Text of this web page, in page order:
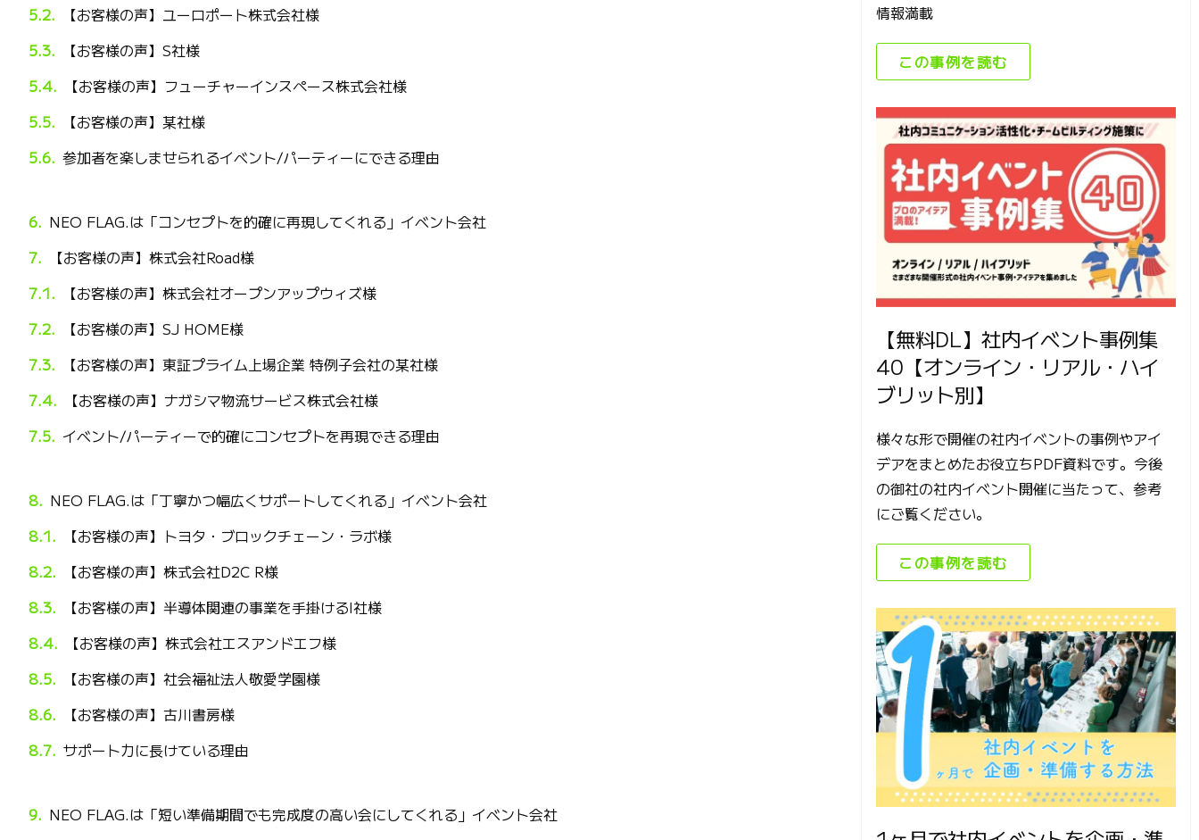
【お客様の声】ユーロポート株式会社様
【お客様の声】S社様
【お客様の声】フューチャーインスペース株式会社様
【お客様の声】某社様
参加者を楽しませられるイベント/パーティーにできる理由
NEO FLAG.は「コンセプトを的確に再現してくれる」イベント会社
【お客様の声】株式会社Road様
【お客様の声】株式会社オープンアップウィズ様
【お客様の声】SJ HOME様
【お客様の声】東証プライム上場企業 特例子会社の某社様
【お客様の声】ナガシマ物流サービス株式会社様
イベント/パーティーで的確にコンセプトを再現できる理由
NEO FLAG.は「丁寧かつ幅広くサポートしてくれる」イベント会社
【お客様の声】トヨタ・ブロックチェーン・ラボ様
【お客様の声】株式会社D2C R様
【お客様の声】半導体関連の事業を手掛けるI社様
【お客様の声】株式会社エスアンドエフ様
【お客様の声】社会福祉法人敬愛学園様
【お客様の声】古川書房様
サポート力に長けている理由
NEO FLAG.は「短い準備期間でも完成度の高い会にしてくれる」イベント会社
情報満載
この事例を読む
【無料DL】社内イベント事例集
40【オンライン・リアル・ハイ
ブリット別】
様々な形で開催の社内イベントの事例やアイ
デアをまとめたお役立ちPDF資料です。今後
の御社の社内イベント開催に当たって、参考
にご覧ください。
この事例を読む